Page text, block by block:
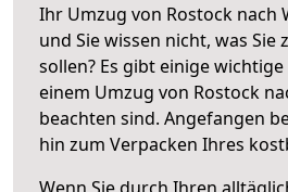
Ihr Umzug von Rostock nach
und Sie wissen nicht, was Sie
sollen? Es gibt einige
einem Umzug von Rostock
beachten sind. Angefangen
hin zum Verpacken Ihres